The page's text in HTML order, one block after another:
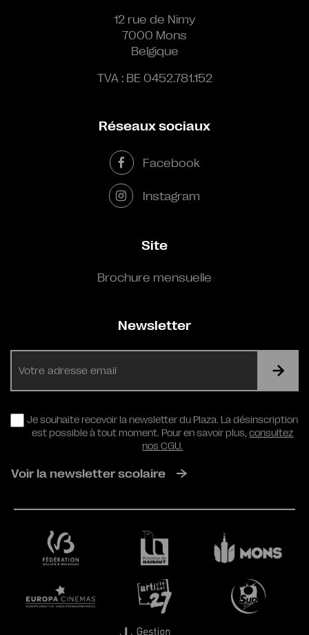
12 rue de Nimy
7000 Mons
Belgique
TVA : BE 0452.781.152
Réseaux sociaux
Facebook
Instagram
Site
Brochure mensuelle
Newsletter
RGPD
Je souhaite recevoir la newsletter du Plaza. La désinscription
est possible à tout moment. Pour en savoir plus,consultez
nos CGU.
Voir la newsletter scolaire